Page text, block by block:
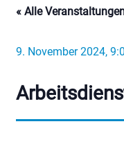
« Alle
9. November 2024,